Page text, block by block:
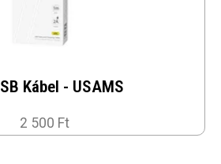
Kábel - USAMS
2 500 Ft